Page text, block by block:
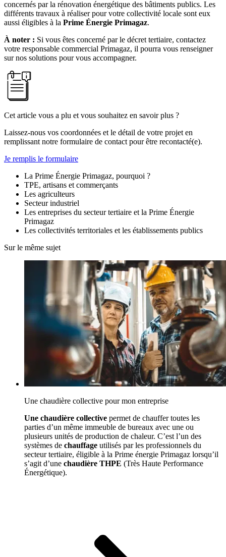
concernés par la rénovation énergétique des bâtiments publics. Les
différents travaux à réaliser pour votre collectivité locale sont eux
aussi éligibles à la Prime Énergie Primagaz.
À noter : Si vous êtes concerné par le décret tertiaire, contactez
votre responsable commercial Primagaz, il pourra vous renseigner
sur nos solutions pour vous accompagner.
Cet article vous a plu et vous souhaitez en savoir plus ?
Laissez-nous vos coordonnées et le détail de votre projet en
remplissant notre formulaire de contact pour être recontacté(e).
Je remplis le formulaire
La Prime Énergie Primagaz, pourquoi ?
TPE, artisans et commerçants
Les agriculteurs
Secteur industriel
Les entreprises du secteur tertiaire et la Prime Énergie
Primagaz
Les collectivités territoriales et les établissements publics
Sur le même sujet
Une chaudière collective pour mon entreprise
Une chaudière collective permet de chauffer toutes les
parties d’un même immeuble de bureaux avec une ou
plusieurs unités de production de chaleur. C’est l’un des
systèmes de chauffage utilisés par les professionnels du
secteur tertiaire, éligible à la Prime énergie Primagaz lorsqu’il
s’agit d’une chaudière THPE (Très Haute Performance
Énergétique).